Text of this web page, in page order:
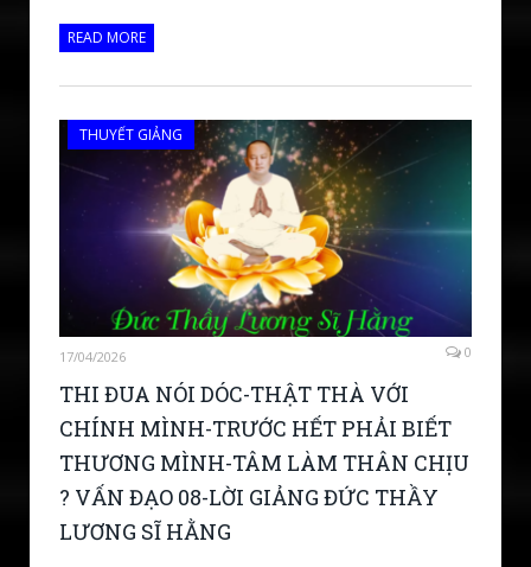
READ MORE
THUYẾT GIẢNG
17/04/2026 0
THI ĐUA NÓI DÓC-THẬT THÀ VỚI
CHÍNH MÌNH-TRƯỚC HẾT PHẢI BIẾT
THƯƠNG MÌNH-TÂM LÀM THÂN CHỊU
? VẤN ĐẠO 08-LỜI GIẢNG ĐỨC THẦY
LƯƠNG SĨ HẰNG